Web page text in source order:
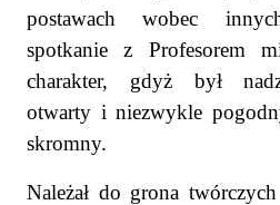
postawach wobec
spotkanie z Profesorem
charakter, gdyż był
otwarty i niezwykle
skromny.
Należał do grona